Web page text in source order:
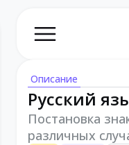
Описание
Русский
Постановка
различных